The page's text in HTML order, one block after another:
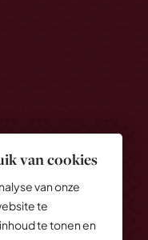
van cookies
van onze
te
te tonen en